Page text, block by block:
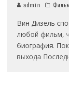
admin
Вин Дизель
любой фильм,
биография.
выхода